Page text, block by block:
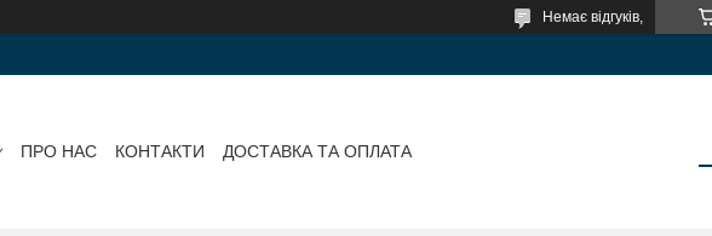
Немає відгуків,
ПРО НАС КОНТАКТИ ДОСТАВКА ТА ОПЛАТА